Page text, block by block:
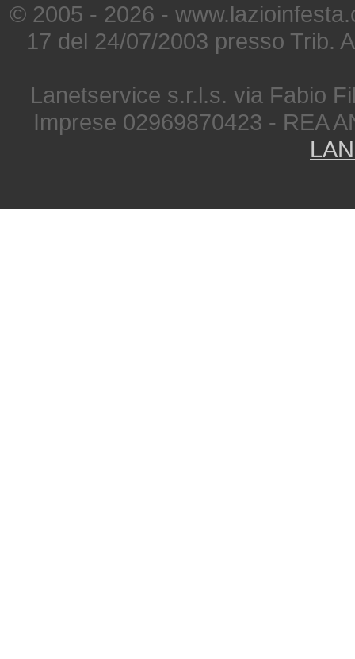
© 2005 - 2026 -
17 del 24/07/2003 presso Trib.
Lanetservice s.r.l.s. via Fabio
Imprese 02969870423 - REA